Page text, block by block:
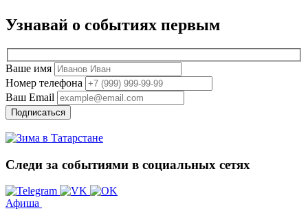
Узнавай о событиях первым
Ваше имя
Номер телефона
Ваш Email
Подписаться
Следи за событиями в социальных сетях
Афиша